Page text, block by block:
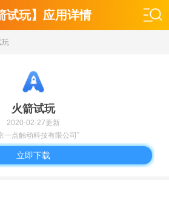
试玩】应用详情
玩
火箭试玩
2020-02-27更新
一点触动科技有限公司”
立即下载